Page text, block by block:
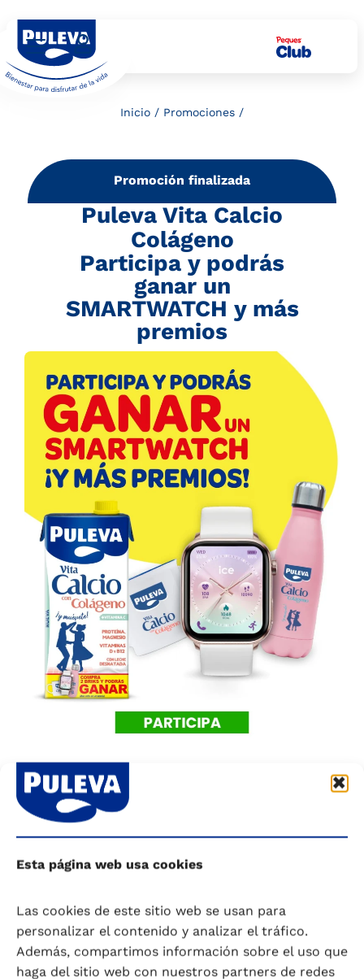
Esta página web usa cookies
Las cookies de este sitio web se usan para
personalizar el contenido y analizar el tráfico.
Además, compartimos información sobre el uso que
haga del sitio web con nuestros partners de redes
Inicio / Promociones /
Promoción finalizada
Puleva Vita Calcio
Colágeno
Participa y podrás
ganar un
SMARTWATCH y más
premios
¿Quieres conseguir uno de
nuestros regalos?
Compra 2 unidades de Puleva